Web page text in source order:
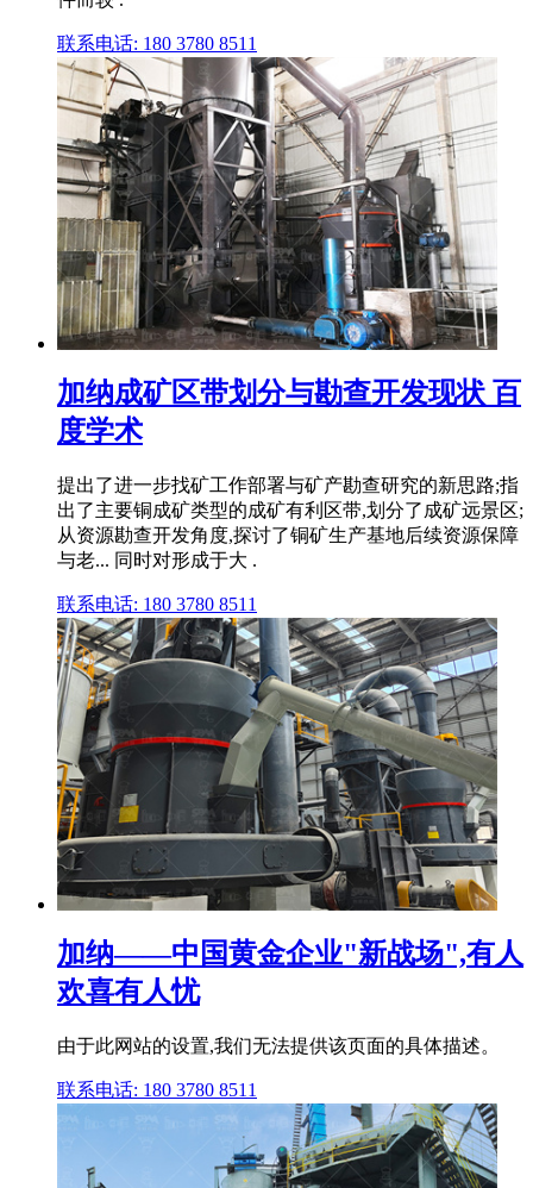
联系电话: 180 3780 8511
加纳成矿区带划分与勘查开发现状 百
度学术
提出了进一步找矿工作部署与矿产勘查研究的新思路;指
出了主要铜成矿类型的成矿有利区带,划分了成矿远景区;
从资源勘查开发角度,探讨了铜矿生产基地后续资源保障
与老... 同时对形成于大 .
联系电话: 180 3780 8511
加纳——中国黄金企业"新战场",有人
欢喜有人忧
由于此网站的设置,我们无法提供该页面的具体描述。
联系电话: 180 3780 8511